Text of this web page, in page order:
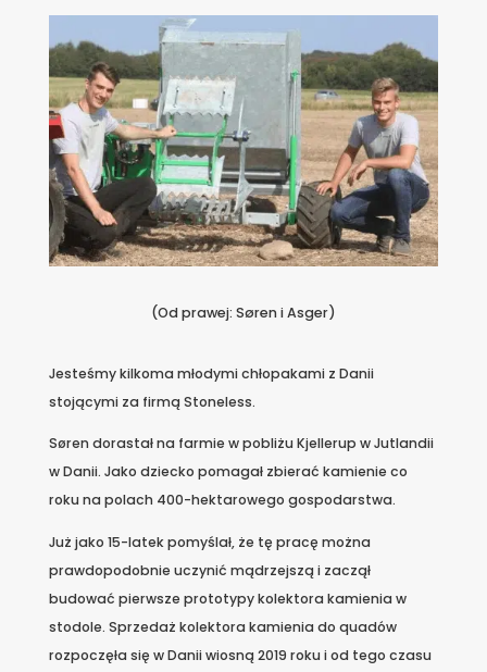
(Od prawej: Søren i Asger)
Jesteśmy kilkoma młodymi chłopakami z Danii
stojącymi za firmą Stoneless.
Søren dorastał na farmie w pobliżu Kjellerup w Jutlandii
w Danii. Jako dziecko pomagał zbierać kamienie co
roku na polach 400-hektarowego gospodarstwa.
Już jako 15-latek pomyślał, że tę pracę można
prawdopodobnie uczynić mądrzejszą i zaczął
budować pierwsze prototypy kolektora kamienia w
stodole. Sprzedaż kolektora kamienia do quadów
rozpoczęła się w Danii wiosną 2019 roku i od tego czasu